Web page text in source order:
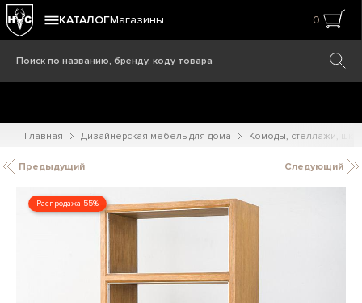
КАТАЛОГМагазины 0
Главная Дизайнерская мебель для дома Комоды, стеллажи,
Предыдущий Следующий
Распродажа 55%